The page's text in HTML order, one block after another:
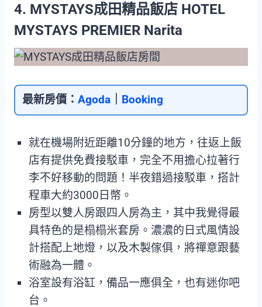
4. MYSTAYS成田精品飯店 HOTEL
MYSTAYS PREMIER Narita
最新房價： Agoda｜ Booking
就在機場附近距離10分鐘的地方，往返上飯
店有提供免費接駁車，完全不用擔心拉著行
李不好移動的問題！半夜錯過接駁車，搭計
程車大約3000日幣。
房型以雙人房跟四人房為主，其中我覺得最
具特色的是榻榻米套房。濃濃的日式風情設
計搭配上地燈，以及木製傢俱，將禪意跟藝
術融為一體。
浴室設有浴缸，備品一應俱全，也有迷你吧
台。